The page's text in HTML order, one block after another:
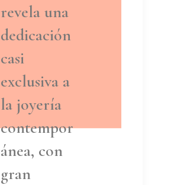
revela una
dedicación
casi
exclusiva a
la joyería
contempor
ánea, con
gran